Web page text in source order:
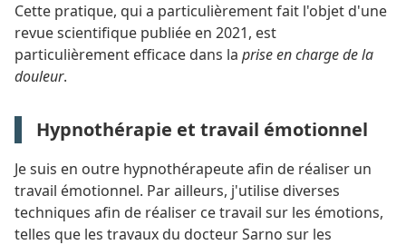
Cette pratique, qui a particulièrement fait l'objet d'une
revue scientifique publiée en 2021, est
particulièrement efficace dans la prise en charge de la
douleur.
Hypnothérapie et travail émotionnel
Je suis en outre hypnothérapeute afin de réaliser un
travail émotionnel. Par ailleurs, j'utilise diverses
techniques afin de réaliser ce travail sur les émotions,
telles que les travaux du docteur Sarno sur les